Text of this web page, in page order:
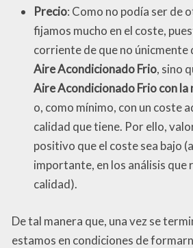
Precio: Como no podía ser de
fijamos mucho en el coste,
corriente de que no únicmente
Aire Acondicionado Frio, sino
Aire Acondicionado Frio con
o, como mínimo, con un coste
calidad que tiene. Por ello,
positivo que el coste sea bajo
importante, en los análisis que
calidad).
De tal manera que, una vez se
estamos en condiciones de